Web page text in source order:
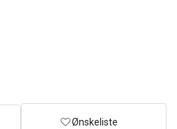
Ønskeliste